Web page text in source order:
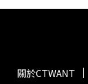
關於CTWANT